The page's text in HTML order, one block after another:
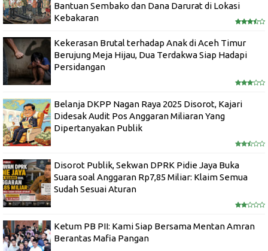
Bantuan Sembako dan Dana Darurat di Lokasi
Kebakaran
Kekerasan Brutal terhadap Anak di Aceh Timur
Berujung Meja Hijau, Dua Terdakwa Siap Hadapi
Persidangan
Belanja DKPP Nagan Raya 2025 Disorot, Kajari
Didesak Audit Pos Anggaran Miliaran Yang
Dipertanyakan Publik
Disorot Publik, Sekwan DPRK Pidie Jaya Buka
Suara soal Anggaran Rp7,85 Miliar: Klaim Semua
Sudah Sesuai Aturan
Ketum PB PII: Kami Siap Bersama Mentan Amran
Berantas Mafia Pangan